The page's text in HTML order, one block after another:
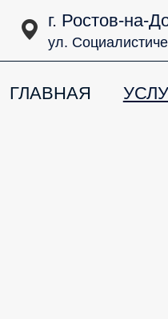
г. Ростов-на-
ул.
ГЛАВНАЯ